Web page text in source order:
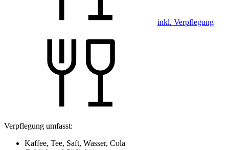
inkl. Verpflegung
Verpflegung umfasst:
Kaffee, Tee, Saft, Wasser, Cola